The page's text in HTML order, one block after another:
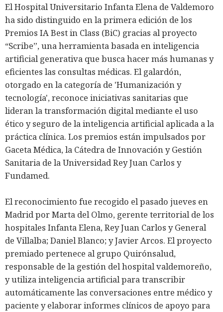
El Hospital Universitario Infanta Elena de Valdemoro
ha sido distinguido en la primera edición de los
Premios IA Best in Class (BiC) gracias al proyecto
“Scribe”, una herramienta basada en inteligencia
artificial generativa que busca hacer más humanas y
eficientes las consultas médicas. El galardón,
otorgado en la categoría de 'Humanización y
tecnología', reconoce iniciativas sanitarias que
lideran la transformación digital mediante el uso
ético y seguro de la inteligencia artificial aplicada a la
práctica clínica. Los premios están impulsados por
Gaceta Médica, la Cátedra de Innovación y Gestión
Sanitaria de la Universidad Rey Juan Carlos y
Fundamed.
El reconocimiento fue recogido el pasado jueves en
Madrid por Marta del Olmo, gerente territorial de los
hospitales Infanta Elena, Rey Juan Carlos y General
de Villalba; Daniel Blanco; y Javier Arcos. El proyecto
premiado pertenece al grupo Quirónsalud,
responsable de la gestión del hospital valdemoreño,
y utiliza inteligencia artificial para transcribir
automáticamente las conversaciones entre médico y
paciente y elaborar informes clínicos de apoyo para